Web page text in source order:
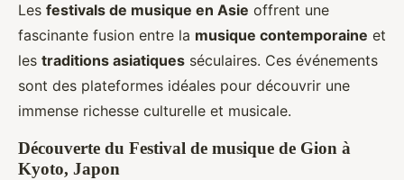
Les festivals de musique en Asie offrent une
fascinante fusion entre la musique contemporaine et
les traditions asiatiques séculaires. Ces événements
sont des plateformes idéales pour découvrir une
immense richesse culturelle et musicale.
Découverte du Festival de musique de Gion à
Kyoto, Japon